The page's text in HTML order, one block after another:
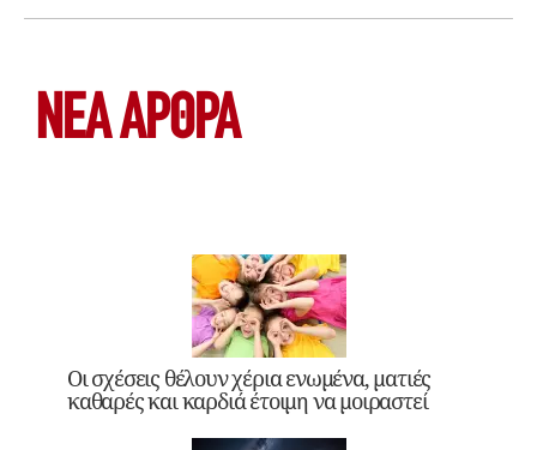
ΝΕΑ ΆΡΘΡΑ
Οι σχέσεις θέλουν χέρια ενωμένα, ματιές
καθαρές και καρδιά έτοιμη να μοιραστεί